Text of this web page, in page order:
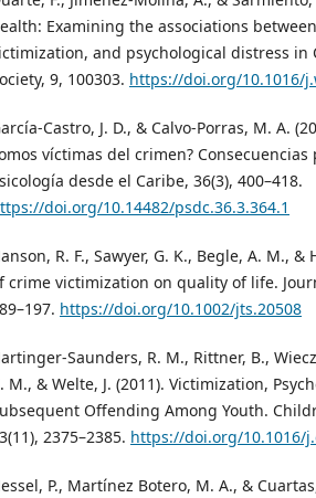
Examining the associations
and psychological distress in
9, 100303. https://doi.org/10.1016/
Castro, J. D., & Calvo-Porras, M. A.
víctimas del crimen?
desde el Caribe, 36(3), 400–418.
doi.org/10.14482/psdc.36.3.364.1
R. F., Sawyer, G. K., Begle, A. M.,
crime victimization on quality of life.
https://doi.org/10.1002/jts.20508
Saunders, R. M., Rittner, B.,
M., & Welte, J. (2011). Victimization,
Offending Among Youth.
2375–2385. https://doi.org/10.1016/
P., Martínez Botero, M. A., &